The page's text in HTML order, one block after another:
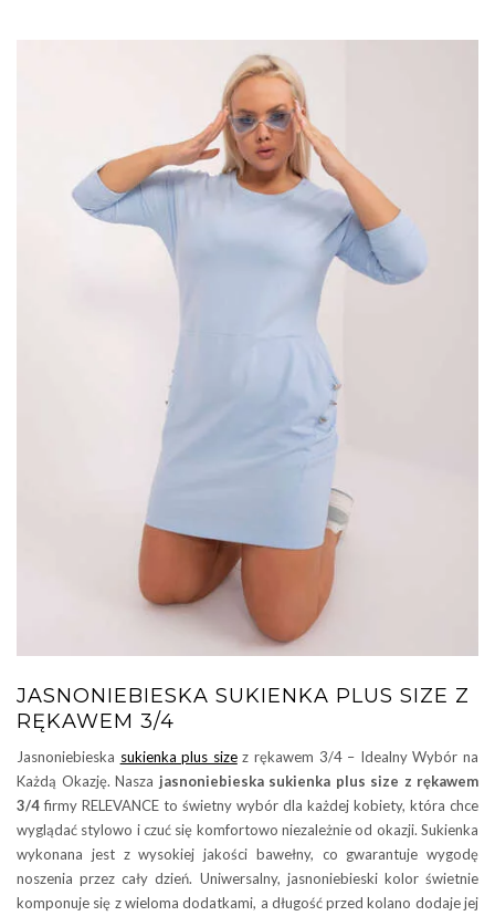
JASNONIEBIESKA SUKIENKA PLUS SIZE Z
RĘKAWEM 3/4
Jasnoniebieska sukienka plus sizez rękawem 3/4 – Idealny Wybór na
Każdą Okazję. Nasza jasnoniebieska sukienka plus size z rękawem
3/4firmy RELEVANCE to świetny wybór dla każdej kobiety, która chce
wyglądać stylowo i czuć się komfortowo niezależnie od okazji. Sukienka
wykonana jest z wysokiej jakości bawełny, co gwarantuje wygodę
noszenia przez cały dzień. Uniwersalny, jasnoniebieski kolor świetnie
komponuje się z wieloma dodatkami, a długość przed kolano dodaje jej